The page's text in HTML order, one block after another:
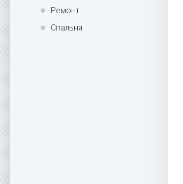
Ремонт
Спальня